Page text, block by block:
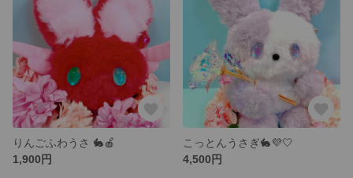
りんごふわうさ 🐇‎🍎
1,900円
こっとんうさぎ🐇💜‎🤍
4,500円